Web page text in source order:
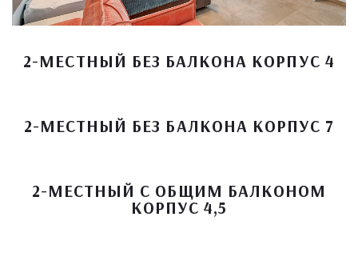
2-МЕСТНЫЙ БЕЗ БАЛКОНА КОРПУС 4
2-МЕСТНЫЙ БЕЗ БАЛКОНА КОРПУС 7
2-МЕСТНЫЙ С ОБЩИМ БАЛКОНОМ
КОРПУС 4,5